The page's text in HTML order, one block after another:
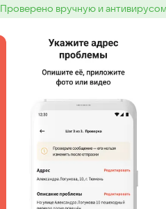
:Проверено вручную и